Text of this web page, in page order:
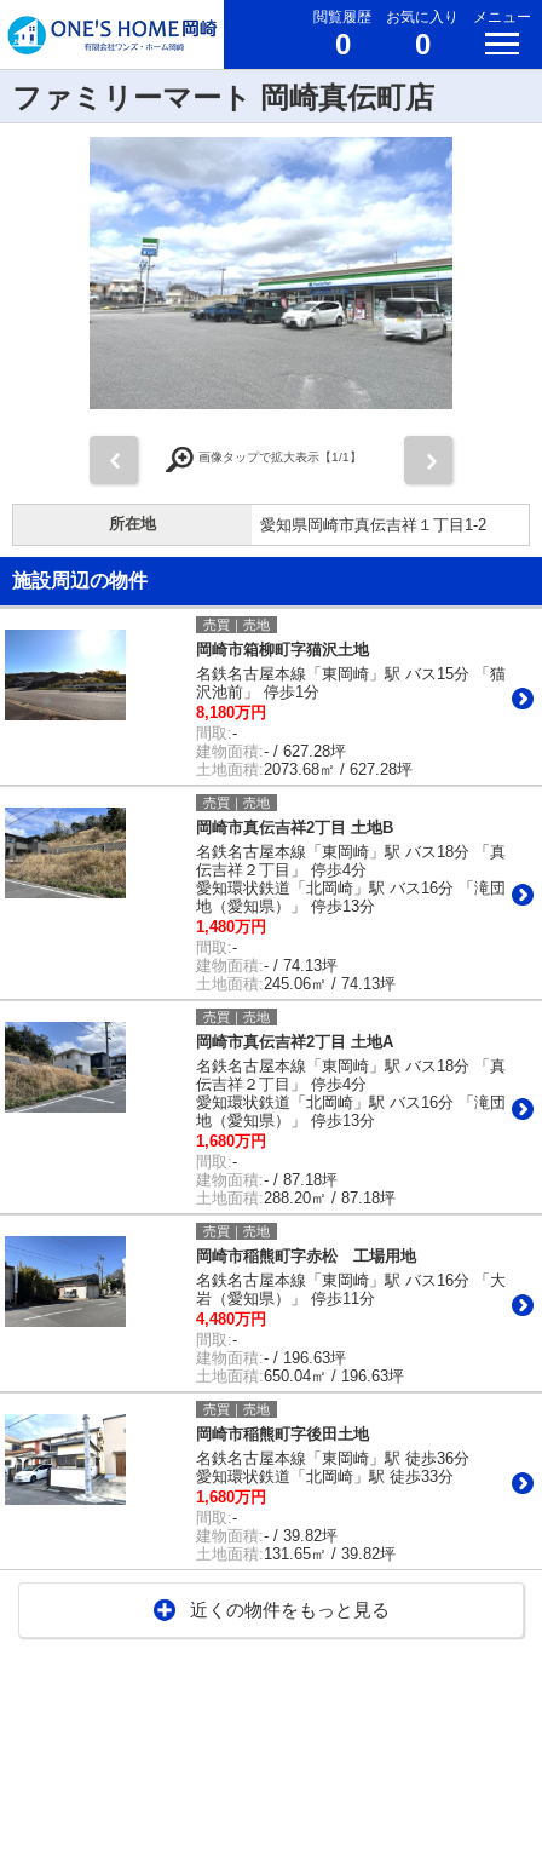
閲覧履歴
0
お気に入り
0
メニュー
ファミリーマート 岡崎真伝町店
画像タップで拡大表示【1/1】
所在地 愛知県岡崎市真伝吉祥１丁目1-2
施設周辺の物件
売買｜売地
岡崎市箱柳町字猫沢土地
名鉄名古屋本線「東岡崎」駅 バス15分 「猫
沢池前」 停歩1分
8,180万円
間取:-
建物面積:- / 627.28坪
土地面積:2073.68㎡ / 627.28坪
売買｜売地
岡崎市真伝吉祥2丁目 土地B
名鉄名古屋本線「東岡崎」駅 バス18分 「真
伝吉祥２丁目」 停歩4分
愛知環状鉄道「北岡崎」駅 バス16分 「滝団
地（愛知県）」 停歩13分
1,480万円
間取:-
建物面積:- / 74.13坪
土地面積:245.06㎡ / 74.13坪
売買｜売地
岡崎市真伝吉祥2丁目 土地A
名鉄名古屋本線「東岡崎」駅 バス18分 「真
伝吉祥２丁目」 停歩4分
愛知環状鉄道「北岡崎」駅 バス16分 「滝団
地（愛知県）」 停歩13分
1,680万円
間取:-
建物面積:- / 87.18坪
土地面積:288.20㎡ / 87.18坪
売買｜売地
岡崎市稲熊町字赤松 工場用地
名鉄名古屋本線「東岡崎」駅 バス16分 「大
岩（愛知県）」 停歩11分
4,480万円
間取:-
建物面積:- / 196.63坪
土地面積:650.04㎡ / 196.63坪
売買｜売地
岡崎市稲熊町字後田土地
名鉄名古屋本線「東岡崎」駅 徒歩36分
愛知環状鉄道「北岡崎」駅 徒歩33分
1,680万円
間取:-
建物面積:- / 39.82坪
土地面積:131.65㎡ / 39.82坪
近くの物件をもっと見る